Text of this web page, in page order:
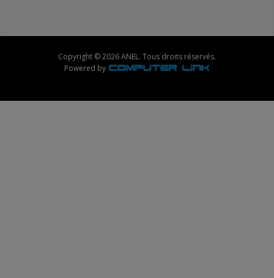
Copyright © 2026 ANEL. Tous droits réservés.
Powered by